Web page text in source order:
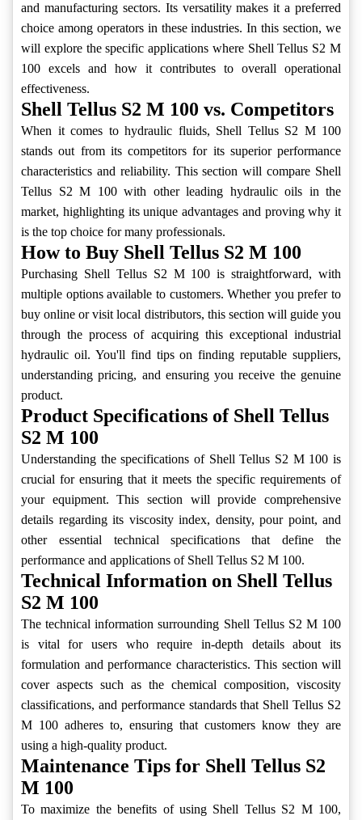
and manufacturing sectors. Its versatility makes it a preferred
choice among operators in these industries. In this section, we
will explore the specific applications where Shell Tellus S2 M
100 excels and how it contributes to overall operational
effectiveness.
Shell Tellus S2 M 100 vs. Competitors
When it comes to hydraulic fluids, Shell Tellus S2 M 100
stands out from its competitors for its superior performance
characteristics and reliability. This section will compare Shell
Tellus S2 M 100 with other leading hydraulic oils in the
market, highlighting its unique advantages and proving why it
is the top choice for many professionals.
How to Buy Shell Tellus S2 M 100
Purchasing Shell Tellus S2 M 100 is straightforward, with
multiple options available to customers. Whether you prefer to
buy online or visit local distributors, this section will guide you
through the process of acquiring this exceptional industrial
hydraulic oil. You'll find tips on finding reputable suppliers,
understanding pricing, and ensuring you receive the genuine
product.
Product Specifications of Shell Tellus
S2 M 100
Understanding the specifications of Shell Tellus S2 M 100 is
crucial for ensuring that it meets the specific requirements of
your equipment. This section will provide comprehensive
details regarding its viscosity index, density, pour point, and
other essential technical specifications that define the
performance and applications of Shell Tellus S2 M 100.
Technical Information on Shell Tellus
S2 M 100
The technical information surrounding Shell Tellus S2 M 100
is vital for users who require in-depth details about its
formulation and performance characteristics. This section will
cover aspects such as the chemical composition, viscosity
classifications, and performance standards that Shell Tellus S2
M 100 adheres to, ensuring that customers know they are
using a high-quality product.
Maintenance Tips for Shell Tellus S2
M 100
To maximize the benefits of using Shell Tellus S2 M 100,